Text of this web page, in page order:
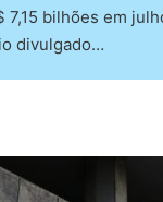
7,15 bilhões em
divulgado…